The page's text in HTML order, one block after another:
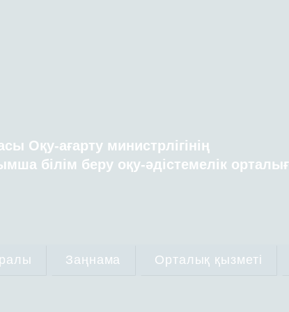
Оқу-ағарту министрлігінің
білім беру оқу-әдістемелік
Заңнама Орталық қызметі